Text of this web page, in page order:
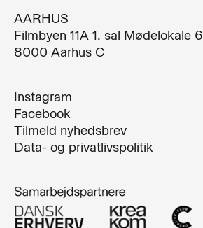
AARHUS
Filmbyen 11A 1. sal Mødelokale 6
8000 Aarhus C
Instagram
Facebook
Tilmeld nyhedsbrev
Data- og privatlivspolitik